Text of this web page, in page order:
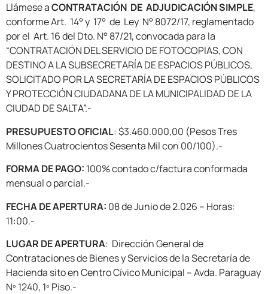
Llámese aCONTRATACIÓN DE ADJUDICACIÓN SIMPLE,
conforme Art. 14° y 17° de Ley N° 8072/17, reglamentado
por el Art. 16 del Dto. N° 87/21, convocada para la
“CONTRATACIÓN DEL SERVICIO DE FOTOCOPIAS, CON
DESTINO A LA SUBSECRETARÍA DE ESPACIOS PÚBLICOS,
SOLICITADO POR LA SECRETARÍA DE ESPACIOS PÚBLICOS
Y PROTECCIÓN CIUDADANA DE LA MUNICIPALIDAD DE LA
CIUDAD DE SALTA”.-
PRESUPUESTO OFICIAL: $3.460.000,00 (Pesos Tres
Millones Cuatrocientos Sesenta Mil con 00/100).-
FORMA DE PAGO: 100% contado c/factura conformada
mensual o parcial.-
FECHA DE APERTURA: 08 de Junio de 2.026 – Horas:
11:00.-
LUGAR DE APERTURA: Dirección General de
Contrataciones de Bienes y Servicios de la Secretaría de
Hacienda sito en Centro Cívico Municipal – Avda. Paraguay
Nº 1240, 1º Piso.-